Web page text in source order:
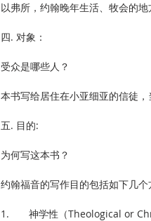
以弗所，约翰晚年生活、牧会的地
四. 对象：
受众是哪些人？
本书写给居住在小亚细亚的信徒，
五. 目的:
为何写这本书？
约翰福音的写作目的包括如下几个
1.       神学性（Theological or